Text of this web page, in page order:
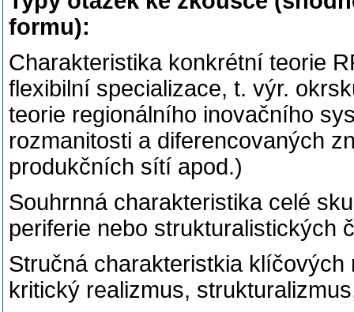
formu):
Charakteristika konkrétní teorie
flexibilní specializace, t. výr.
teorie regionálního inovačního
rozmanitosti a diferencovaných
produkčních sítí apod.)
Souhrnná charakteristika celé
periferie nebo strukturalistických
Stručná charakteristkia
kritický realizmus,